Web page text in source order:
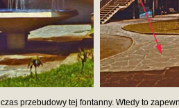
przebudowy tej fontanny. Wtedy to